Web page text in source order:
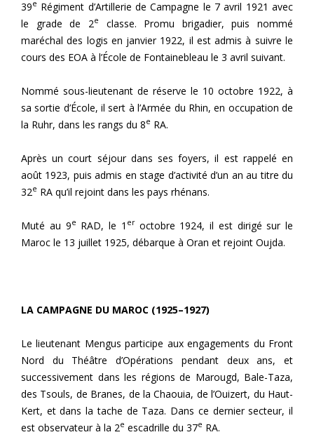
39e Régiment d’Artillerie de Campagne le 7 avril 1921 avec
le grade de 2e
classe. Promu brigadier, puis nommé
maréchal des logis en janvier 1922, il est admis à suivre le
cours des EOA à l’École de Fontainebleau le 3 avril suivant.
Nommé sous-lieutenant de réserve le 10 octobre 1922, à
sa sortie d’École, il sert à l’Armée du Rhin, en occupation de
la Ruhr, dans les rangs du 8e RA.
Après un court séjour dans ses foyers, il est rappelé en
août 1923, puis admis en stage d’activité d’un an au titre du
32e RA qu’il rejoint dans les pays rhénans.
Muté au 9e RAD, le 1 eroctobre 1924, il est dirigé sur le
Maroc le 13 juillet 1925, débarque à Oran et rejoint Oujda.
LA CAMPAGNE DU MAROC (1925–1927)
Le lieutenant Mengus participe aux engagements du Front
Nord du Théâtre d’Opérations pendant deux ans, et
successivement dans les régions de Marougd, Bale-Taza,
des Tsouls, de Branes, de la Chaouia, de l’Ouizert, du Haut-
Kert, et dans la tache de Taza. Dans ce dernier secteur, il
est observateur à la 2e escadrille du 37e RA.